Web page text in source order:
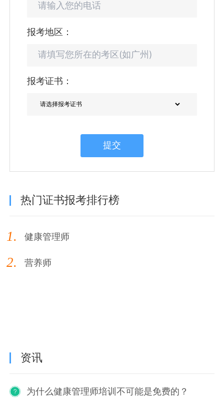
报考地区：
报考证书：
提交
热门证书报考排行榜
1. 健康管理师
2. 营养师
资讯
为什么健康管理师培训不可能是免费的？